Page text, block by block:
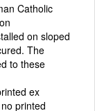
Catholic
on sloped
The
to these
ex
printed